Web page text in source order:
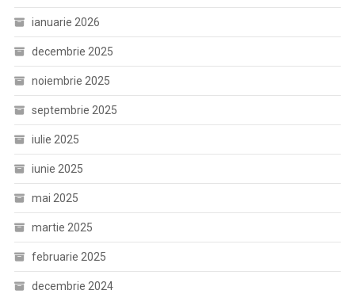
ianuarie 2026
decembrie 2025
noiembrie 2025
septembrie 2025
iulie 2025
iunie 2025
mai 2025
martie 2025
februarie 2025
decembrie 2024